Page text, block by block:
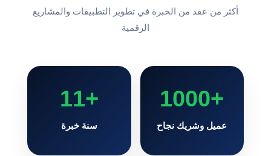
أكثر من عقد من الخبرة في تطوير التطبيقات والمشاريع
الرقمية
+1000
عميل وشريك نجاح
+11
سنة خبرة